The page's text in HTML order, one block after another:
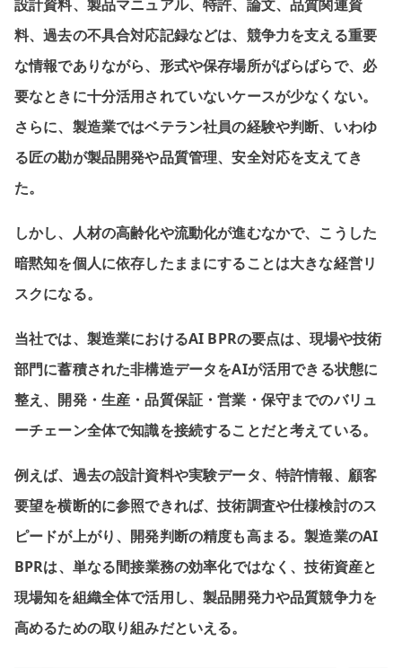
設計資料、製品マニュアル、特許、論文、品質関連資
料、過去の不具合対応記録などは、競争力を支える重要
な情報でありながら、形式や保存場所がばらばらで、必
要なときに十分活用されていないケースが少なくない。
さらに、製造業ではベテラン社員の経験や判断、いわゆ
る匠の勘が製品開発や品質管理、安全対応を支えてき
た。
しかし、人材の高齢化や流動化が進むなかで、こうした
暗黙知を個人に依存したままにすることは大きな経営リ
スクになる。
当社では、製造業におけるAI BPRの要点は、現場や技術
部門に蓄積された非構造データをAIが活用できる状態に
整え、開発・生産・品質保証・営業・保守までのバリュ
ーチェーン全体で知識を接続することだと考えている。
例えば、過去の設計資料や実験データ、特許情報、顧客
要望を横断的に参照できれば、技術調査や仕様検討のス
ピードが上がり、開発判断の精度も高まる。製造業のAI
BPRは、単なる間接業務の効率化ではなく、技術資産と
現場知を組織全体で活用し、製品開発力や品質競争力を
高めるための取り組みだといえる。